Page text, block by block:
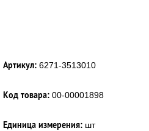
Артикул: 6271-3513010
Код товара: 00-00001898
Единица измерения: шт